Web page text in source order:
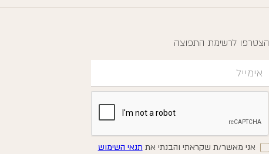
הצטרפו לרשימת התפוצה
אני מאשר/ת שקראתי והבנתי את תנאי השימוש